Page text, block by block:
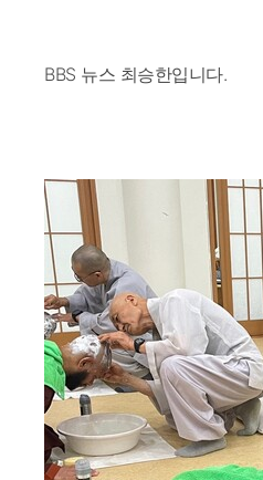
BBS 뉴스 최승한입니다.